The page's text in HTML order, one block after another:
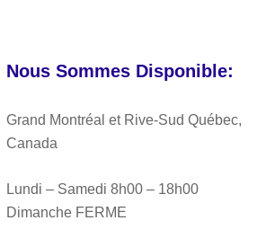
Nous Sommes Disponible:
Grand Montréal et Rive-Sud Québec,
Canada
Lundi – Samedi 8h00 – 18h00
Dimanche FERME